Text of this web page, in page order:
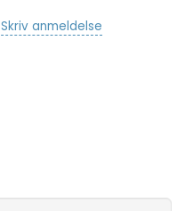
Skriv anmeldelse